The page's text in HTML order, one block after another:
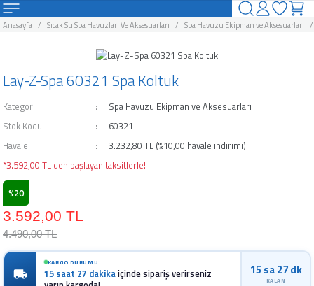
Geri Dön
Geri Dön
Ve Aksesuarları
Havuzları
Geri Dön
Aksesuarları
Geri Dön
Geri Dön
Geri Dön
Eğlence Ürünleri
Geri Dön
Kamp Ürünleri
Kamp Malzemeleri
Geri Dön
Anasayfa Sıcak Su Spa Havuzları Ve Aksesuarları Spa Havuzu Ekipman ve Aksesuarları
Lay-Z-Spa 60321 Spa Koltuk
Kategori
Spa Havuzu Ekipman ve Aksesuarları
Stok Kodu
60321
Havale
3.232,80 TL (%10,00 havale indirimi)
*3.592,00 TL den başlayan taksitlerle!
%20
3.592,00 TL
4.490,00 TL
KARGO DURUMU
15 saat 27 dakikaiçinde sipariş verirseniz
15 sa 27 dk
KALAN